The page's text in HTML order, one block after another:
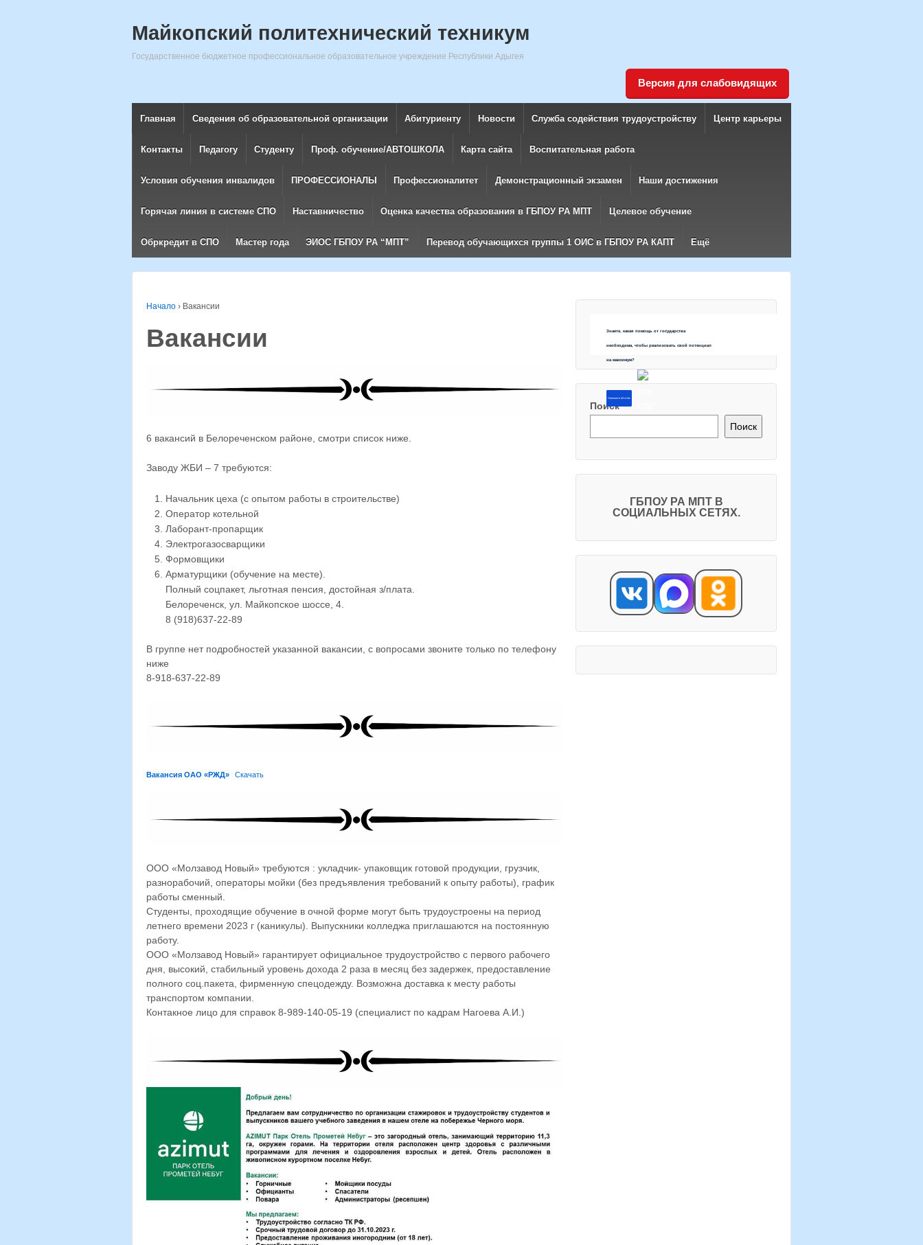
Майкопский политехнический техникум
Государственное бюджетное профессиональное образовательное учреждение Республики Адыгея
Версия для слабовидящих
Главная Сведения об образовательной организации Абитуриенту Новости Служба содействия трудоустройству Центр карьеры
Контакты Педагогу Студенту Проф. обучение/АВТОШКОЛА Карта сайта Воспитательная работа
Условия обучения инвалидов ПРОФЕССИОНАЛЫ Профессионалитет Демонстрационный экзамен Наши достижения
Горячая линия в системе СПО Наставничество Оценка качества образования в ГБПОУ РА МПТ Целевое обучение
Обркредит в СПО Мастер года ЭИОС ГБПОУ РА “МПТ” Перевод обучающихся группы 1 ОИС в ГБПОУ РА КАПТ Ещё
Начало › Вакансии
Вакансии
6 вакансий в Белореченском районе, смотри список ниже.
Заводу ЖБИ – 7 требуются:
Начальник цеха (с опытом работы в строительстве)
Оператор котельной
Лаборант-пропарщик
Электрогазосварщики
Формовщики
Арматурщики (обучение на месте).
Полный соцпакет, льготная пенсия, достойная з/плата.
Белореченск, ул. Майкопское шоссе, 4.
8 (918)637-22-89
В группе нет подробностей указанной вакансии, с вопросами звоните только по телефону
ниже
8-918-637-22-89
Вакансия OAO «РЖД» Скачать
ООО «Молзавод Новый» требуются : укладчик- упаковщик готовой продукции, грузчик,
разнорабочий, операторы мойки (без предъявления требований к опыту работы), график
работы сменный.
Студенты, проходящие обучение в очной форме могут быть трудоустроены на период
летнего времени 2023 г (каникулы). Выпускники колледжа приглашаются на постоянную
работу.
ООО «Молзавод Новый» гарантирует официальное трудоустройство с первого рабочего
дня, высокий, стабильный уровень дохода 2 раза в месяц без задержек, предоставление
полного соц.пакета, фирменную спецодежду. Возможна доставка к месту работы
транспортом компании.
Контакное лицо для справок 8-989-140-05-19 (специалист по кадрам Нагоева А.И.)
Знаете, какая помощь от государства
необходима, чтобы реализовать свой потенциал
на максимум?
Напишите об этом
Поиск
Поиск
ГБПОУ РА МПТ В
СОЦИАЛЬНЫХ СЕТЯХ.